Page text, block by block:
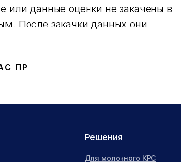
или данные оценки не закачены в
После закачки данных они
ПР
Решения
Для молочного КРС